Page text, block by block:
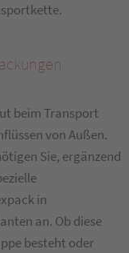
beim Transport
von Außen.
Sie, ergänzend
in
an. Ob diese
besteht oder